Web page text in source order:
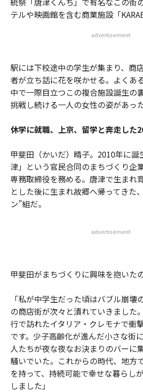
テルや映画館を含む商業施設「
advertisement
駅には下校途中の学生が集まり、商
者が立ち話に花を咲かせる。よくあ
中で一際目立つこの複合施設誕生の
挑戦し続ける一人の女性の姿があった
休学に就職、上京、留学と奔走した
甲斐田（かいだ）晴子。2010年に誕
津」という官民合同のまちづくり企
専務取締役を務める。唐津で生まれ
とした後に生まれ故郷へ帰ってきた
ン”組だ。
advertisement
甲斐田がまちづくりに興味を抱いた
「私が中学生だった頃はバブル崩壊
の商店街が次々と潰れていきました
行で訪れたイタリア・クレモナで衝
です。少子高齢化が進んだ小さな街
人たちが夜な夜なお決まりのバーに
騒いでいた。これからの時代、地方
を持って、持続可能で幸せな暮らし
しました」